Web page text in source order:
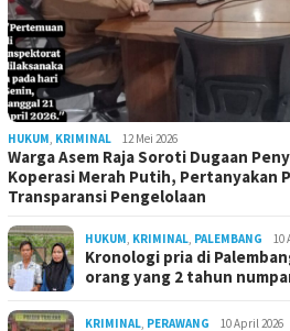
HUKUM, KRIMINAL 12 Mei 2026
Warga Asem Raja Soroti Dugaan
Koperasi Merah Putih, Pertanyakan
Transparansi Pengelolaan
HUKUM, KRIMINAL, PALEMBANG 10
Kronologi pria di
orang yang 2 tahun
KRIMINAL, PERAWANG 10 April 2026